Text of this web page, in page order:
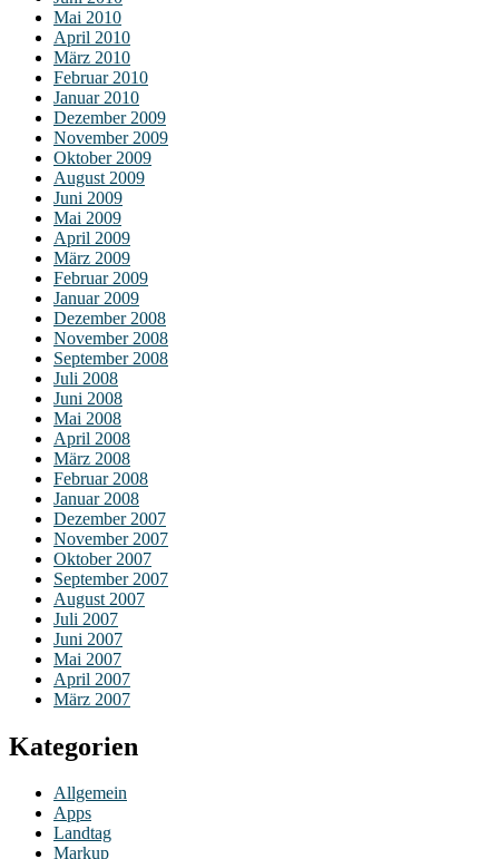
Mai 2010
April 2010
März 2010
Februar 2010
Januar 2010
Dezember 2009
November 2009
Oktober 2009
August 2009
Juni 2009
Mai 2009
April 2009
März 2009
Februar 2009
Januar 2009
Dezember 2008
November 2008
September 2008
Juli 2008
Juni 2008
Mai 2008
April 2008
März 2008
Februar 2008
Januar 2008
Dezember 2007
November 2007
Oktober 2007
September 2007
August 2007
Juli 2007
Juni 2007
Mai 2007
April 2007
März 2007
Kategorien
Allgemein
Apps
Landtag
Markup